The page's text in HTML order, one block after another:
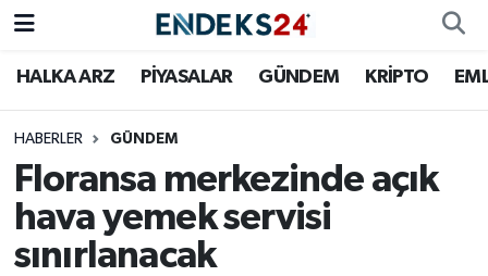
HALKA ARZ PİYASALAR GÜNDEM KRİPTO
HABERLER GÜNDEM
Floransa merkezinde açık
hava yemek servisi
sınırlanacak
EMLAK
ENERJİ
GÜNDEM
HALKA ARZ
Nöbetçi Eczaneler
Hava Durumu
Trafik Durumu
Süper Lig Puan Durumu ve Fikstür